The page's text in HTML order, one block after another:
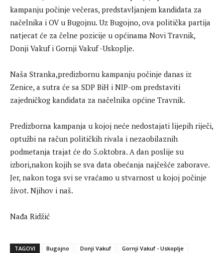
kampanju počinje večeras, predstavljanjem kandidata za
načelnika i OV u Bugojnu. Uz Bugojno, ova politička partija
natjecat će za čelne pozicije u općinama Novi Travnik,
Donji Vakuf i Gornji Vakuf -Uskoplje.
Naša Stranka,predizbornu kampanju počinje danas iz
Zenice, a sutra će sa SDP BiH i NIP-om predstaviti
zajedničkog kandidata za načelnika općine Travnik.
Predizborna kampanja u kojoj neće nedostajati lijepih riječi,
optužbi na račun političkih rivala i nezaobilaznih
podmetanja trajat će do 5.oktobra. A dan poslije su
izbori,nakon kojih se sva data obećanja najčešće zaborave.
Jer, nakon toga svi se vraćamo u stvarnost u kojoj počinje
život. Njihov i naš.
Nađa Ridžić
TAGOVI Bugojno Donji Vakuf
Gornji Vakuf - Uskoplje